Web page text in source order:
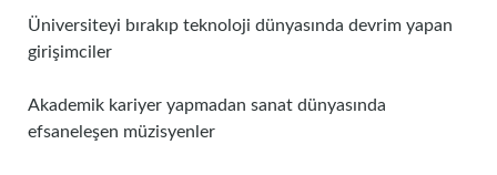
Üniversiteyi bırakıp teknoloji dünyasında devrim yapan
girişimciler
Akademik kariyer yapmadan sanat dünyasında
efsaneleşen müzisyenler